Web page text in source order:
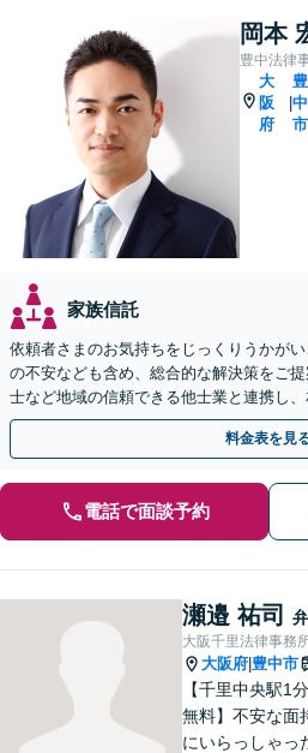
岡本
豊中法律
大
阪
府
豊
中
市
家族信託
依頼者さまのお気持ちをじっくりうかが
の不安なども含め、総合的な解決策をご
士など地域の信頼できる他士業と連携し
「後見人にお悩みの方もお気軽にご相談
料金表を見
電話で面談予約
瀬邉 祐司
大阪千里法律事務
大阪府 豊中市
【千里中央駅1
無料】不安な面
にいらっしゃっ